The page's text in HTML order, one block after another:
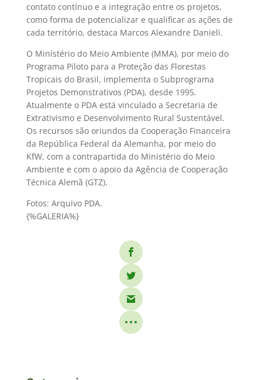
contato contínuo e a integração entre os projetos,
como forma de potencializar e qualificar as ações de
cada território, destaca Marcos Alexandre Danieli.
O Ministério do Meio Ambiente (MMA), por meio do
Programa Piloto para a Proteção das Florestas
Tropicais do Brasil, implementa o Subprograma
Projetos Demonstrativos (PDA), desde 1995.
Atualmente o PDA está vinculado a Secretaria de
Extrativismo e Desenvolvimento Rural Sustentável.
Os recursos são oriundos da Cooperação Financeira
da República Federal da Alemanha, por meio do
KfW, com a contrapartida do Ministério do Meio
Ambiente e com o apoio da Agência de Cooperação
Técnica Alemã (GTZ).
Fotos: Arquivo PDA.
{%GALERIA%}